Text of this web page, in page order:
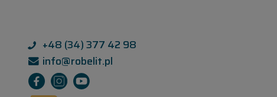
+48 (34) 377 42 98
info@robelit.pl